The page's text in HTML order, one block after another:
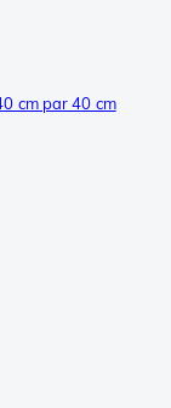
cm par 40 cm